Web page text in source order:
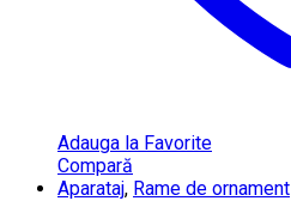
Adauga la Favorite
Compară
Aparataj, Rame de ornament